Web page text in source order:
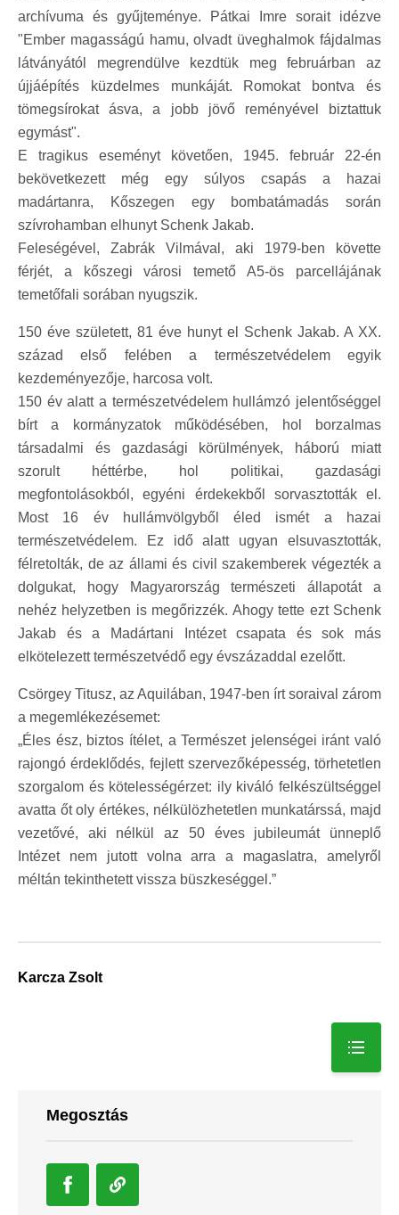
archívuma és gyűjteménye. Pátkai Imre sorait idézve
"Ember magasságú hamu, olvadt üveghalmok fájdalmas
látványától megrendülve kezdtük meg februárban az
újjáépítés küzdelmes munkáját. Romokat bontva és
tömegsírokat ásva, a jobb jövő reményével biztattuk
egymást".
E tragikus eseményt követően, 1945. február 22-én
bekövetkezett még egy súlyos csapás a hazai
madártanra, Kőszegen egy bombatámadás során
szívrohamban elhunyt Schenk Jakab.
Feleségével, Zabrák Vilmával, aki 1979-ben követte
férjét, a kőszegi városi temető A5-ös parcellájának
temetőfali sorában nyugszik.
150 éve született, 81 éve hunyt el Schenk Jakab. A XX.
század első felében a természetvédelem egyik
kezdeményezője, harcosa volt.
150 év alatt a természetvédelem hullámzó jelentőséggel
bírt a kormányzatok működésében, hol borzalmas
társadalmi és gazdasági körülmények, háború miatt
szorult héttérbe, hol politikai, gazdasági
megfontolásokból, egyéni érdekekből sorvasztották el.
Most 16 év hullámvölgyből éled ismét a hazai
természetvédelem. Ez idő alatt ugyan elsuvasztották,
félretolták, de az állami és civil szakemberek végezték a
dolgukat, hogy Magyarország természeti állapotát a
nehéz helyzetben is megőrizzék. Ahogy tette ezt Schenk
Jakab és a Madártani Intézet csapata és sok más
elkötelezett természetvédő egy évszázaddal ezelőtt.
Csörgey Titusz, az Aquilában, 1947-ben írt soraival zárom
a megemlékezésemet:
„Éles ész, biztos ítélet, a Természet jelenségei iránt való
rajongó érdeklődés, fejlett szervezőképesség, törhetetlen
szorgalom és kötelességérzet: ily kiváló felkészültséggel
avatta őt oly értékes, nélkülözhetetlen munkatárssá, majd
vezetővé, aki nélkül az 50 éves jubileumát ünneplő
Intézet nem jutott volna arra a magaslatra, amelyről
méltán tekinthetett vissza büszkeséggel.”
Karcza Zsolt
Megosztás